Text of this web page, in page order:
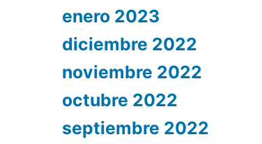
enero 2023
diciembre 2022
noviembre 2022
octubre 2022
septiembre 2022